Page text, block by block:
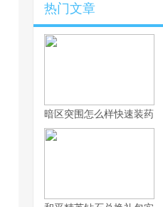
热门文章
暗区突围怎么样快速装药